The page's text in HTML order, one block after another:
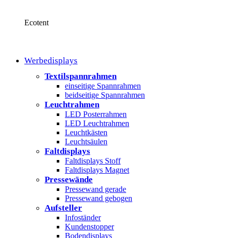
Ecotent
Werbedisplays
Textilspannrahmen
einseitige Spannrahmen
beidseitige Spannrahmen
Leuchtrahmen
LED Posterrahmen
LED Leuchtrahmen
Leuchtkästen
Leuchtsäulen
Faltdisplays
Faltdisplays Stoff
Faltdisplays Magnet
Pressewände
Pressewand gerade
Pressewand gebogen
Aufsteller
Infoständer
Kundenstopper
Bodendisplays